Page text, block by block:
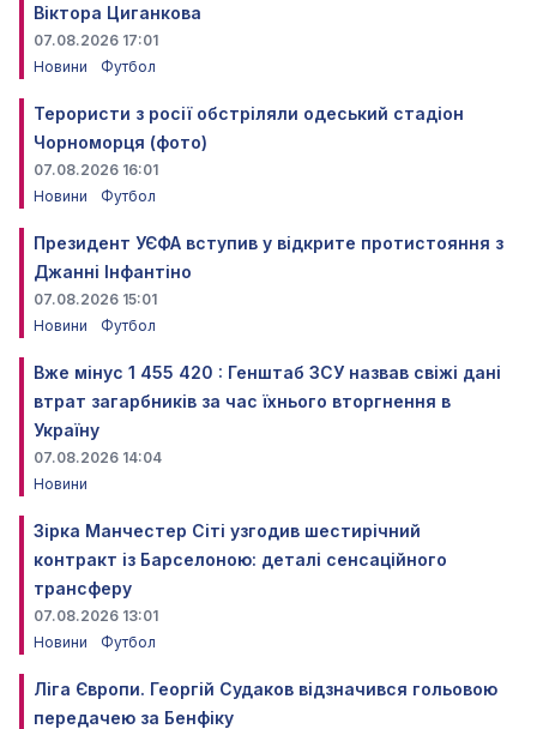
Віктора Циганкова
07.08.2026 17:01
Новини
Футбол
Терористи з росії обстріляли одеський стадіон
Чорноморця (фото)
07.08.2026 16:01
Новини
Футбол
Президент УЄФА вступив у відкрите протистояння з
Джанні Інфантіно
07.08.2026 15:01
Новини
Футбол
Вже мінус 1 455 420 : Генштаб ЗСУ назвав свіжі дані
втрат загарбників за час їхнього вторгнення в
Україну
07.08.2026 14:04
Новини
Зірка Манчестер Сіті узгодив шестирічний
контракт із Барселоною: деталі сенсаційного
трансферу
07.08.2026 13:01
Новини
Футбол
Ліга Європи. Георгій Судаков відзначився гольовою
передачею за Бенфіку